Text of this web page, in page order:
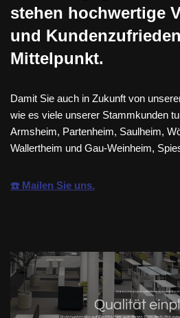
stehen hochwertige
und
Mittelpunkt.
Damit Sie auch in Zukunft von
wie es viele unserer Stammkunden
Armsheim, Partenheim, Saulheim,
Wallertheim und Gau-Weinheim,
☎️ Mailen Sie uns.